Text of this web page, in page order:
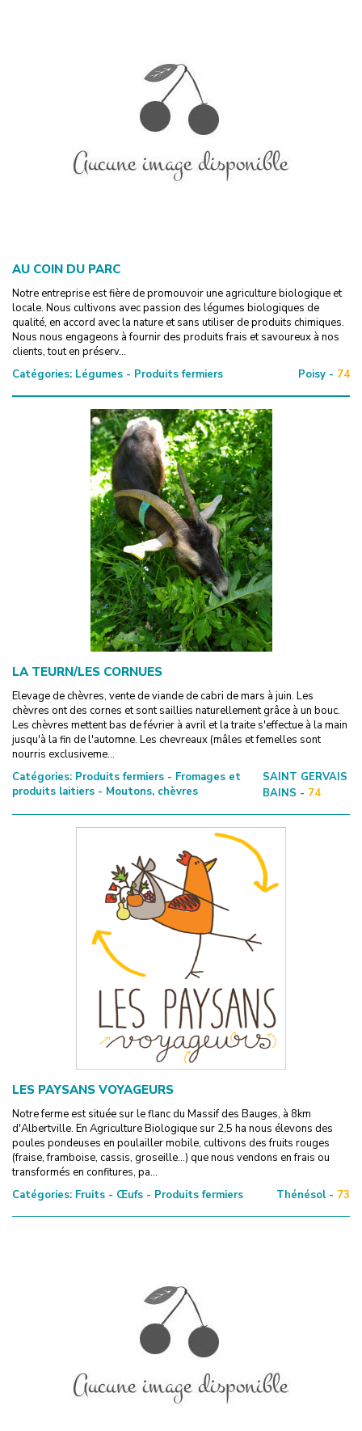
AU COIN DU PARC
Notre entreprise est fière de promouvoir une agriculture biologique et
locale. Nous cultivons avec passion des légumes biologiques de
qualité, en accord avec la nature et sans utiliser de produits chimiques.
Nous nous engageons à fournir des produits frais et savoureux à nos
clients, tout en préserv...
Catégories: Légumes - Produits fermiers Poisy - 74
LA TEURN/LES CORNUES
Elevage de chèvres, vente de viande de cabri de mars à juin. Les
chèvres ont des cornes et sont saillies naturellement grâce à un bouc.
Les chèvres mettent bas de février à avril et la traite s'effectue à la main
jusqu'à la fin de l'automne. Les chevreaux (mâles et femelles sont
nourris exclusiveme...
Catégories: Produits fermiers - Fromages et
produits laitiers - Moutons, chèvres
SAINT GERVAIS
BAINS - 74
LES PAYSANS VOYAGEURS
Notre ferme est située sur le flanc du Massif des Bauges, à 8km
d'Albertville. En Agriculture Biologique sur 2,5 ha nous élevons des
poules pondeuses en poulailler mobile, cultivons des fruits rouges
(fraise, framboise, cassis, groseille...) que nous vendons en frais ou
transformés en confitures, pa...
Catégories: Fruits - Œufs - Produits fermiers Thénésol - 73